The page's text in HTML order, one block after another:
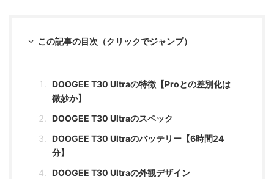
この記事の目次（クリックでジャンプ）
DOOGEE T30 Ultraの特徴【Proとの差別化は
微妙か】
DOOGEE T30 Ultraのスペック
DOOGEE T30 Ultraのバッテリー【6時間24
分】
DOOGEE T30 Ultraの外観デザイン